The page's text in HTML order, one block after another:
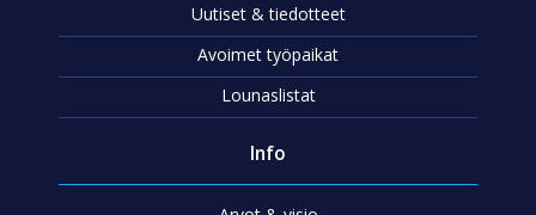
Uutiset & tiedotteet
Avoimet työpaikat
Lounaslistat
Info